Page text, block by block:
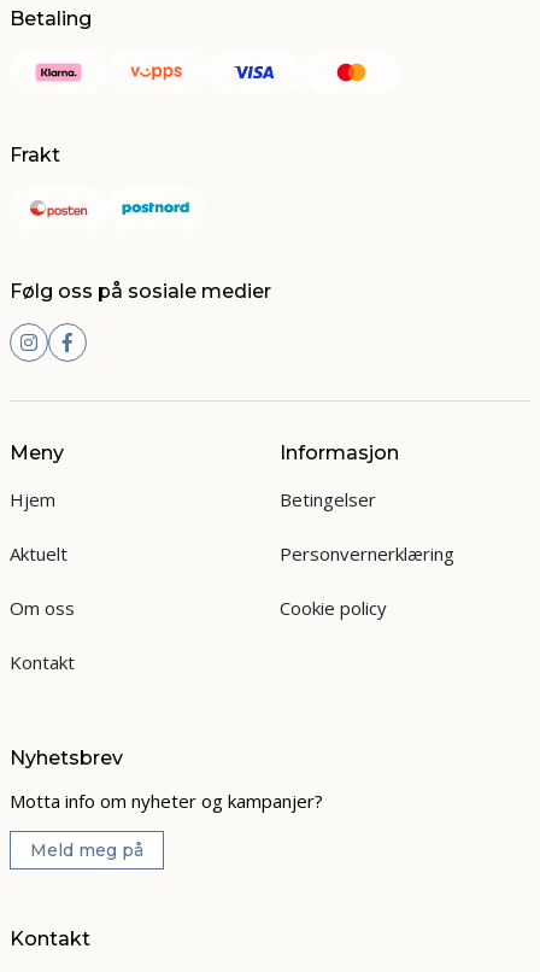
Betaling
Frakt
Følg oss på sosiale medier
Meny
Hjem
Aktuelt
Om oss
Kontakt
Informasjon
Betingelser
Personvernerklæring
Cookie policy
Nyhetsbrev
Motta info om nyheter og kampanjer?
Meld meg på
Kontakt